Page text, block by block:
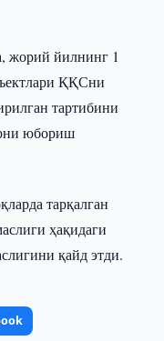
жорий йилнинг 1
ҚҚСни
тартибини
юбориш
тарқалган
ҳақидаги
қайд этди.